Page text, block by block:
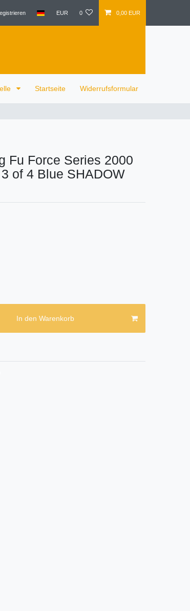
EUR 0 0,00 EUR
Startseite Widerrufsformular
Fu Force Series 2000
of 4 Blue SHADOW
In den Warenkorb